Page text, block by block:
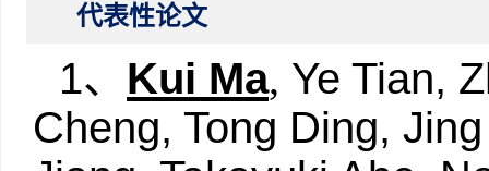
代表性论文
1、 Kui Ma, Ye Tian,
Cheng, Tong Ding,